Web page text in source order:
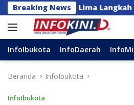
Langsung
ke
konten
Breaking News
Lima Langkah Konkret
InfoIbukota InfoDaerah
Beranda InfoIbukota
InfoIbukota